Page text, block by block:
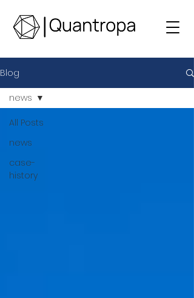
Blog
All Posts
news
case-
history
news